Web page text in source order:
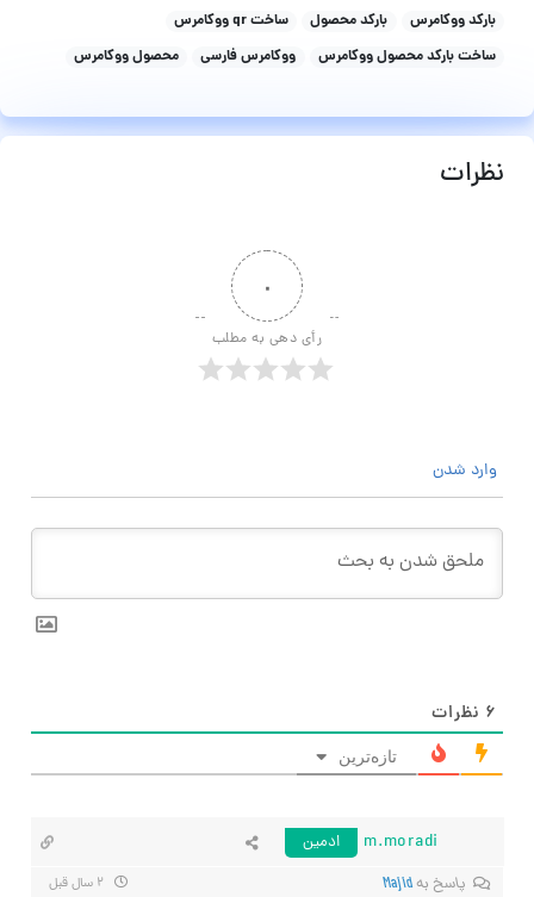
بارکد ووکامرس
بارکد محصول
ساخت qr ووکامرس
ساخت بارکد محصول ووکامرس
ووکامرس فارسی محصول ووکامرس
نظرات
۰
رأی دهی به مطلب
وارد شدن
۶ نظرات
تازه‌ترین
m.moradi
ادمین
پاسخ بهMajid